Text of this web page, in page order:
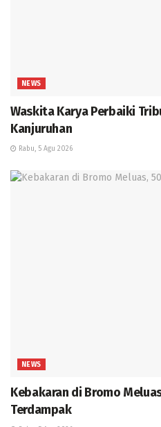
NEWS
Waskita Karya Perbaiki
Kanjuruhan
Rabu, 5 Agu 2026
NEWS
Kebakaran di Bromo
Terdampak